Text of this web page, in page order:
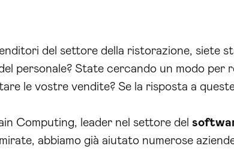
del settore della ristorazione, siete
personale? State cercando un modo
le vostre vendite? Se la risposta a
Computing, leader nel settore del
abbiamo già aiutato numerose